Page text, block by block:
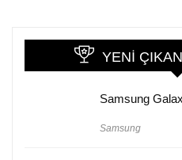
YENI
Samsung
Samsung